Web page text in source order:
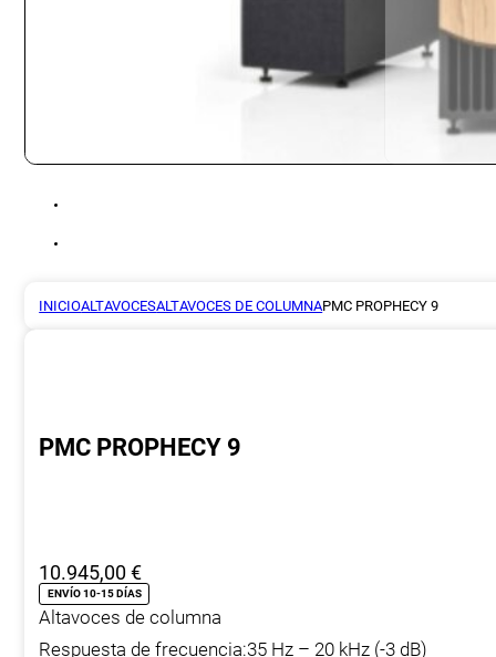
INICIOALTAVOCESALTAVOCES DE COLUMNAPMC PROPHECY 9
PMC PROPHECY 9
10.945,00€
ENVÍO 10-15 DÍAS
Altavoces de columna
Respuesta de frecuencia:35 Hz – 20 kHz (-3 dB)